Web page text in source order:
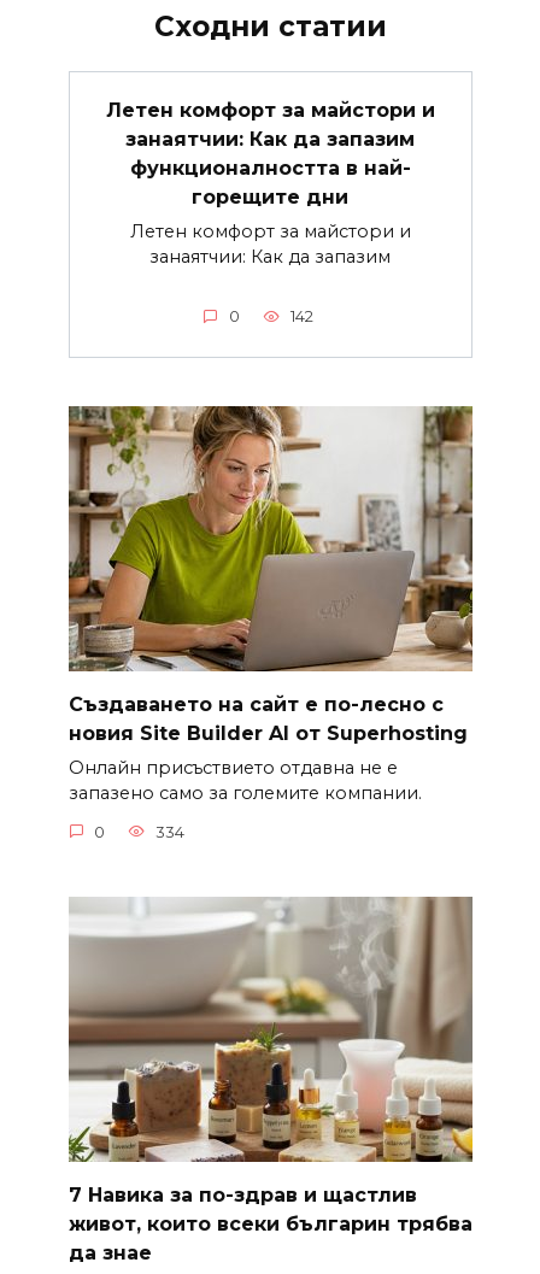
Сходни статии
Летен комфорт за майстори и
занаятчии: Как да запазим
функционалността в най-
горещите дни
Летен комфорт за майстори и
занаятчии: Как да запазим
0 142
Създаването на сайт е по-лесно с
новия Site Builder AI от Superhosting
Онлайн присъствието отдавна не е
запазено само за големите компании.
0 334
7 Навика за по-здрав и щастлив
живот, които всеки българин трябва
да знае